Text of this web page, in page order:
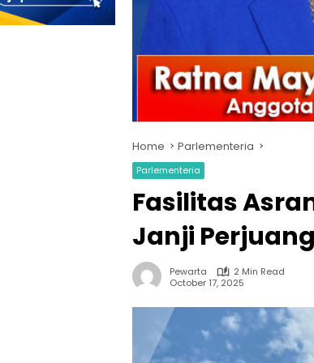
Home Parlementeria
Parlementeria
Fasilitas
Janji
Pewarta
2 Min Read
October 17, 2025